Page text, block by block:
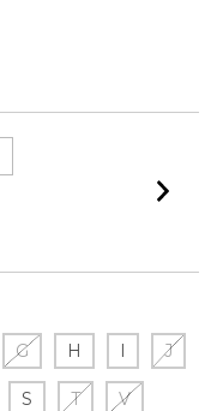
G H I J
S T V